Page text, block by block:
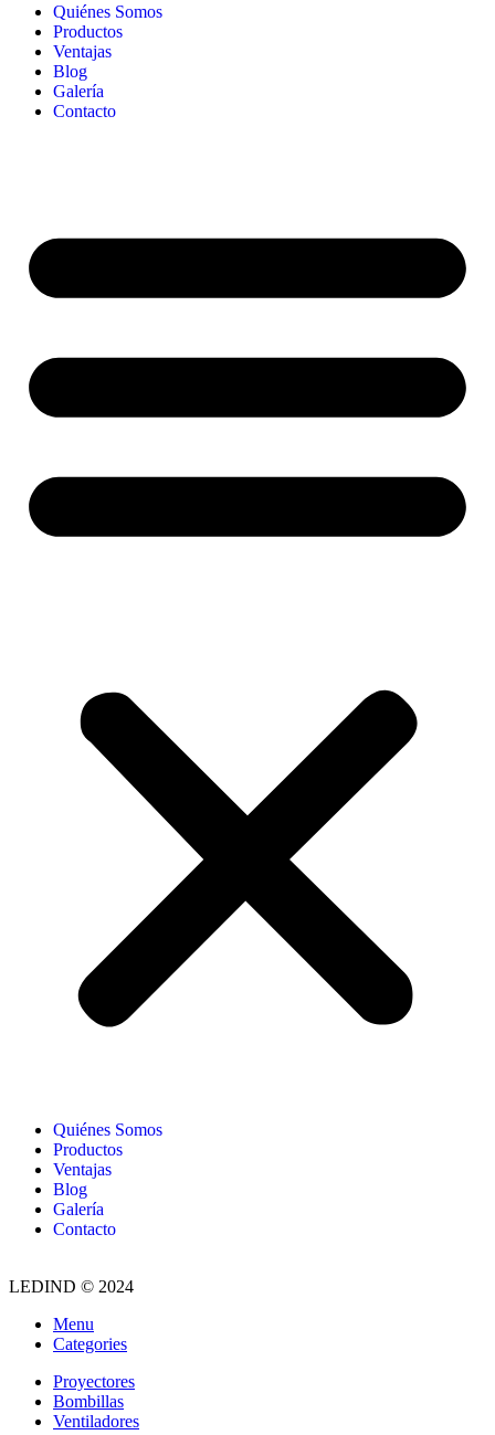
Quiénes Somos
Productos
Ventajas
Blog
Galería
Contacto
Quiénes Somos
Productos
Ventajas
Blog
Galería
Contacto
LEDIND © 2024
Menu
Categories
Proyectores
Bombillas
Ventiladores